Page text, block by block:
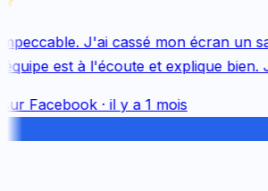
J'ai cassé mon écran un
est à l'écoute et explique bien.
Facebook· il y a 1 mois